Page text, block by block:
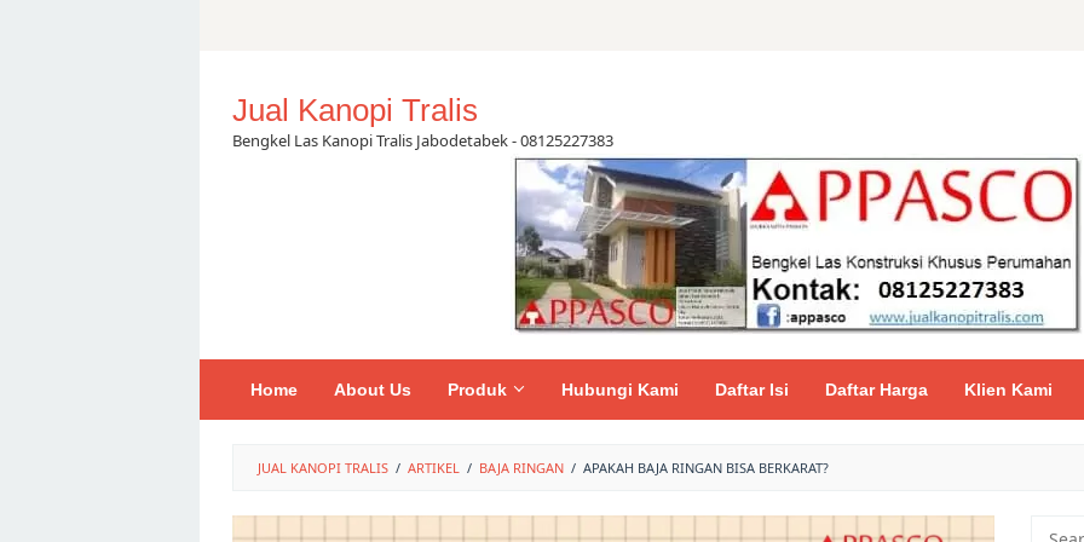
Jual Kanopi Tralis
Bengkel Las Kanopi Tralis Jabodetabek - 08125227383
Home About Us Produk Hubungi Kami Daftar Isi Daftar Harga Klien Kami
JUAL KANOPI TRALIS / ARTIKEL / BAJA RINGAN / APAKAH BAJA RINGAN BISA BERKARAT?